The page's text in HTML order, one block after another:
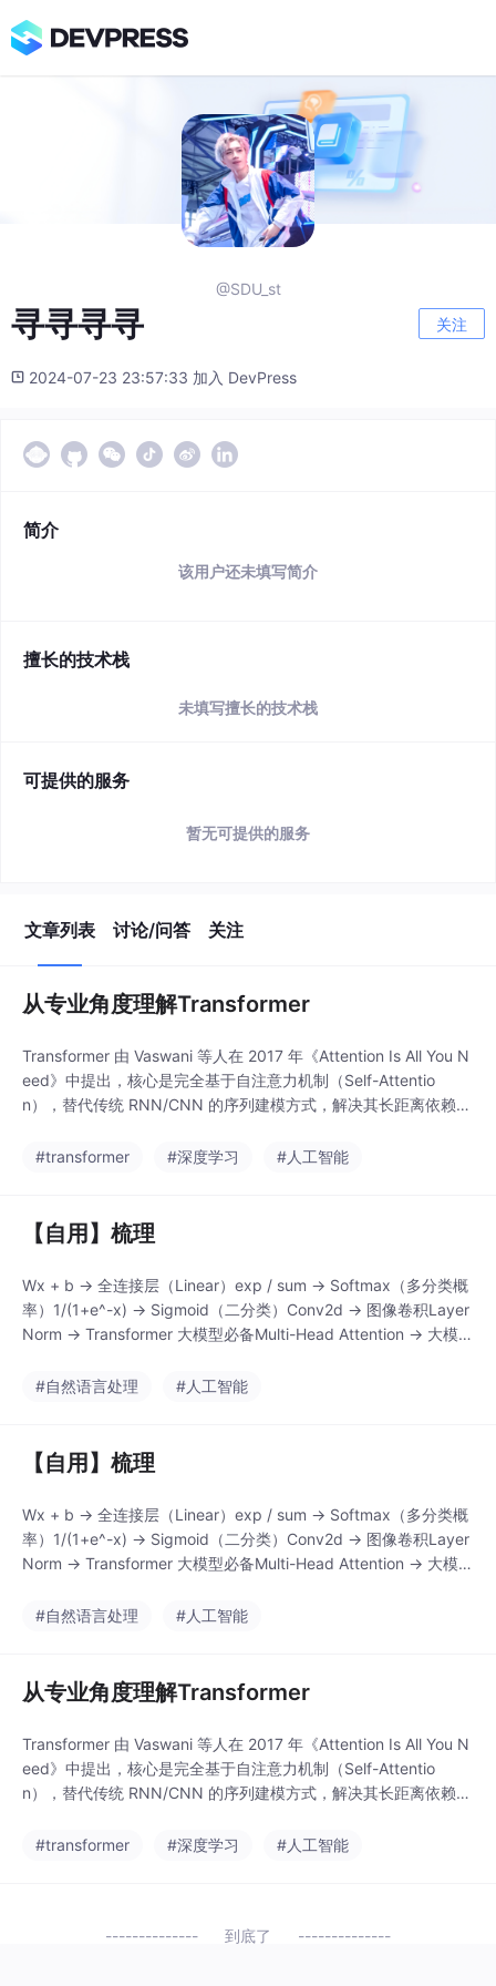
@SDU_st
寻寻寻寻 关注
2024-07-23 23:57:33 加入 DevPress
简介
该用户还未填写简介
擅长的技术栈
未填写擅长的技术栈
可提供的服务
暂无可提供的服务
文章列表 讨论/问答 关注
从专业角度理解Transformer
Transformer 由 Vaswani 等人在 2017 年《Attention Is All You N
eed》中提出，核心是完全基于自注意力机制（Self-Attentio
n），替代传统 RNN/CNN 的序列建模方式，解决其长距离依赖建
列依赖）、长距离依赖建模（注意力机制直接建模全局关联）、可
#transformer #深度学习 #人工智能
【自用】梳理
Wx + b → 全连接层（Linear）exp / sum → Softmax（多分类概
率）1/(1+e^-x) → Sigmoid（二分类）Conv2d → 图像卷积Layer
Norm → Transformer 大模型必备Multi-Head Attention → 大模型
#自然语言处理
#人工智能
【自用】梳理
Wx + b → 全连接层（Linear）exp / sum → Softmax（多分类概
率）1/(1+e^-x) → Sigmoid（二分类）Conv2d → 图像卷积Layer
Norm → Transformer 大模型必备Multi-Head Attention → 大模型
#自然语言处理
#人工智能
从专业角度理解Transformer
Transformer 由 Vaswani 等人在 2017 年《Attention Is All You N
eed》中提出，核心是完全基于自注意力机制（Self-Attentio
n），替代传统 RNN/CNN 的序列建模方式，解决其长距离依赖建
列依赖）、长距离依赖建模（注意力机制直接建模全局关联）、可
#transformer #深度学习 #人工智能
到底了